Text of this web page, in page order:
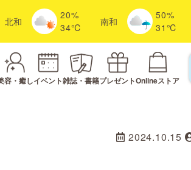
北和
20%
34℃
南和
50%
31℃
容・癒しイベント雑誌・書籍プレゼントOnlineストア
2024.10.15